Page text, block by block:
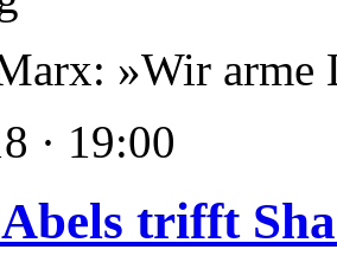
»Wir arme
· 19:00
trifft